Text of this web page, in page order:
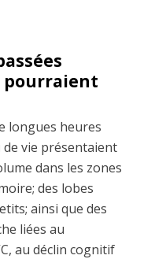
pourraient
longues heures
vie présentaient
dans les zones
des lobes
ainsi que des
liées au
au déclin cognitif